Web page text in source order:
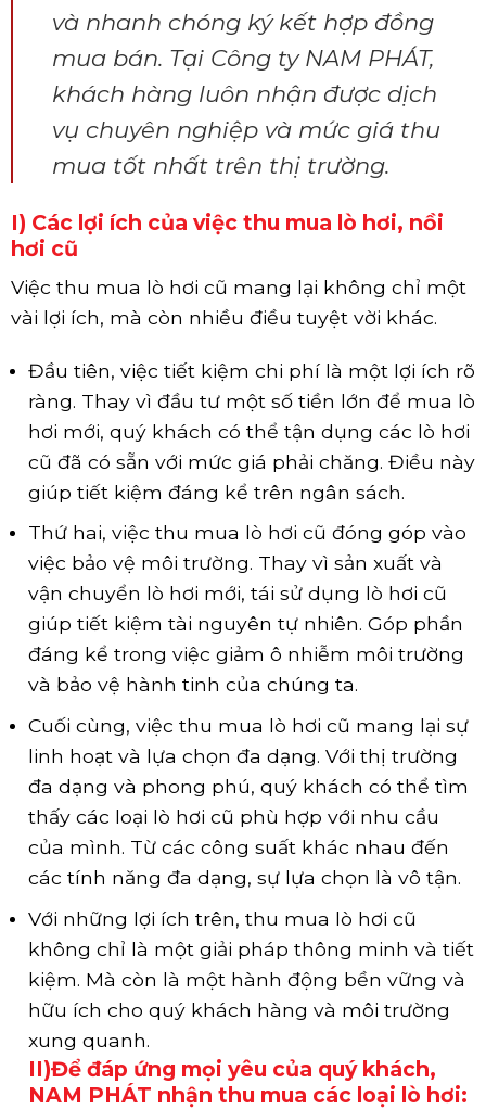
và nhanh chóng ký kết hợp đồng
mua bán. Tại Công ty NAM PHÁT,
khách hàng luôn nhận được dịch
vụ chuyên nghiệp và mức giá thu
mua tốt nhất trên thị trường.
I) Các lợi ích của việc thu mua lò hơi, nồi
hơi cũ
Việc thu mua lò hơi cũ mang lại không chỉ một
vài lợi ích, mà còn nhiều điều tuyệt vời khác.
Đầu tiên, việc tiết kiệm chi phí là một lợi ích rõ
ràng. Thay vì đầu tư một số tiền lớn để mua lò
hơi mới, quý khách có thể tận dụng các lò hơi
cũ đã có sẵn với mức giá phải chăng. Điều này
giúp tiết kiệm đáng kể trên ngân sách.
Thứ hai, việc thu mua lò hơi cũ đóng góp vào
việc bảo vệ môi trường. Thay vì sản xuất và
vận chuyển lò hơi mới, tái sử dụng lò hơi cũ
giúp tiết kiệm tài nguyên tự nhiên. Góp phần
đáng kể trong việc giảm ô nhiễm môi trường
và bảo vệ hành tinh của chúng ta.
Cuối cùng, việc thu mua lò hơi cũ mang lại sự
linh hoạt và lựa chọn đa dạng. Với thị trường
đa dạng và phong phú, quý khách có thể tìm
thấy các loại lò hơi cũ phù hợp với nhu cầu
của mình. Từ các công suất khác nhau đến
các tính năng đa dạng, sự lựa chọn là vô tận.
Với những lợi ích trên, thu mua lò hơi cũ
không chỉ là một giải pháp thông minh và tiết
kiệm. Mà còn là một hành động bền vững và
hữu ích cho quý khách hàng và môi trường
xung quanh.
II)Để đáp ứng mọi yêu của quý khách,
NAM PHÁT nhận thu mua các loại lò hơi: